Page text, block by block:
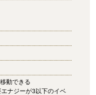
動できる
ナジーが3以下のイベ